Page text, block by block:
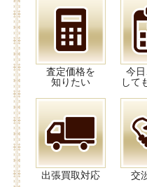
査定価格を
知りたい
今
して
出張買取対応 交